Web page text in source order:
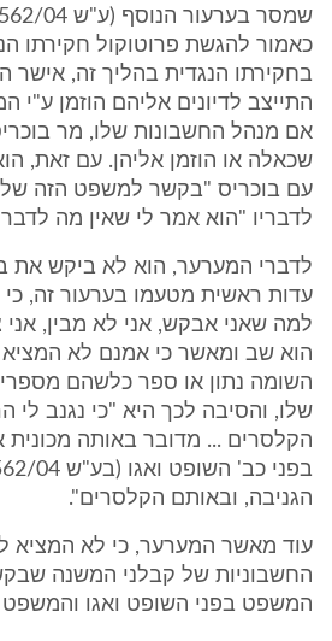
כאמור להגשת פרוטוקול חקירתו
בחקירתו הנגדית בהליך זה, אישר
התייצב לדיונים אליהם הוזמן ע"י
אם מנהל החשבונות שלו, מר
שכאלה או הוזמן אליהן. עם זאת,
עם בוכריס "בקשר למשפט הזה
לדבריו "הוא אמר לי שאין מה
לדברי המערער, הוא לא ביקש את
עדות ראשית מטעמו בערעור זה, כי
למה שאני אבקש, אני לא מבין,
הוא שב ומאשר כי אמנם לא המציא
השומה נתון או ספר כלשהם
הקלסרים ... מדובר באותה מכונית
הגניבה, ובאותם הקלסרים".
עוד מאשר המערער, כי לא
החשבוניות של קבלני המשנה
המשפט בפני השופט ואגו והמשפט